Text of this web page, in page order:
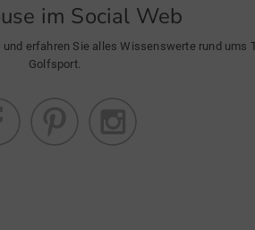
im Social Web
und erfahren Sie alles Wissenswerte rund ums
Golfsport.